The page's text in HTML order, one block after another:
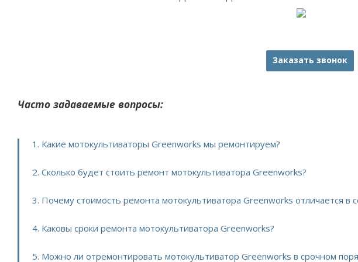
Заказать звонок
Часто задаваемые вопросы:
1. Какие мотокультиваторы Greenworks мы ремонтируем?
2. Сколько будет стоить ремонт мотокультиватора Greenworks?
3. Почему стоимость ремонта мотокультиватора Greenworks отличается в
4. Каковы сроки ремонта мотокультиватора Greenworks?
5. Можно ли отремонтировать мотокультиватор Greenworks в срочном